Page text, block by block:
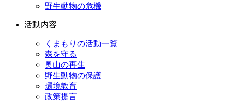
野生動物の危機
活動内容
くまもりの活動一覧
森を守る
奥山の再生
野生動物の保護
環境教育
政策提言